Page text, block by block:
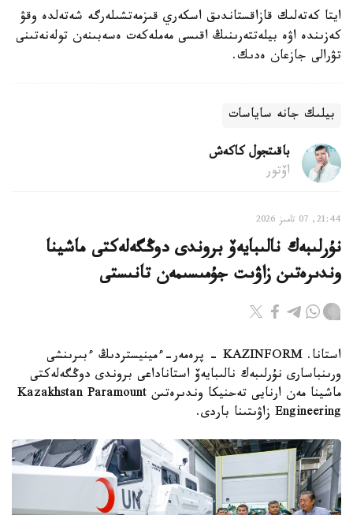
ايتا كەتەلىك قازاقستاندىق اسكەري قىزمەتشىلەرگە شەتەلدە وقۋ
كەزىندە اۋە بيلەتتەرىنىڭ اقىسى مەملەكەت ەسەبىنەن تولەنەتىنى
تۋرالى جازعان ەدىك.
بيلىك جانە ساياسات
باقىتجول كاكەش
اۆتور
21:44, 07 تامىز 2026
نۇرلىبەك نالىبايەۆ بروندى دوڭگەلەكتى ماشينا
وندىرەتىن زاۋىت جۇمىسىمەن تانىستى
استانا. KAZINFORM - پرەمەر-ءمينيستردىڭ ءبىرىنشى
ورىنباسارى نۇرلىبەك نالىبايەۆ استاناداعى بروندى دوڭگەلەكتى
ماشينا مەن ارنايى تەحنيكا وندىرەتىن Kazakhstan Paramount
Engineering زاۋىتىنا باردى.